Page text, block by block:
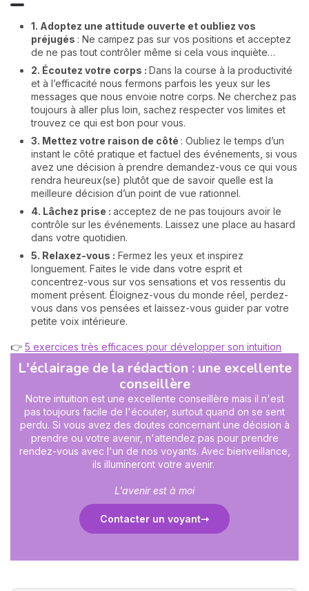
1. Adoptez une attitude ouverte et oubliez vos
préjugés : Ne campez pas sur vos positions et acceptez
de ne pas tout contrôler même si cela vous inquiète…
2. Écoutez votre corps : Dans la course à la productivité
et à l’efficacité nous fermons parfois les yeux sur les
messages que nous envoie notre corps. Ne cherchez pas
toujours à aller plus loin, sachez respecter vos limites et
trouvez ce qui est bon pour vous.
3. Mettez votre raison de côté : Oubliez le temps d’un
instant le côté pratique et factuel des événements, si vous
avez une décision à prendre demandez-vous ce qui vous
rendra heureux(se) plutôt que de savoir quelle est la
meilleure décision d’un point de vue rationnel.
4. Lâchez prise : acceptez de ne pas toujours avoir le
contrôle sur les événements. Laissez une place au hasard
dans votre quotidien.
5. Relaxez-vous : Fermez les yeux et inspirez
longuement. Faites le vide dans votre esprit et
concentrez-vous sur vos sensations et vos ressentis du
moment présent. Éloignez-vous du monde réel, perdez-
vous dans vos pensées et laissez-vous guider par votre
petite voix intérieure.
👉 5 exercices très efficaces pour développer son intuition
L'éclairage de la rédaction : une excellente
conseillère
Notre intuition est une excellente conseillère mais il n'est
pas toujours facile de l'écouter, surtout quand on se sent
perdu. Si vous avez des doutes concernant une décision à
prendre ou votre avenir, n'attendez pas pour prendre
rendez-vous avec l'un de nos voyants. Avec bienveillance,
ils illumineront votre avenir.
L'avenir est à moi
Contacter un voyant